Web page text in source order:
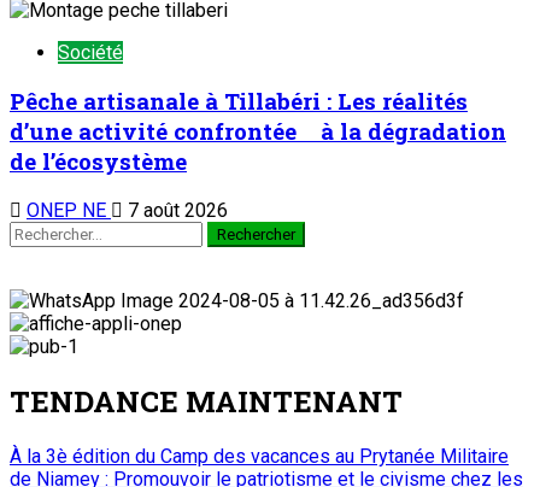
Société
Pêche artisanale à Tillabéri : Les réalités
d’une activité confrontée à la dégradation
de l’écosystème
ONEP NE 7 août 2026
TENDANCE MAINTENANT
À la 3è édition du Camp des vacances au Prytanée Militaire
de Niamey : Promouvoir le patriotisme et le civisme chez les